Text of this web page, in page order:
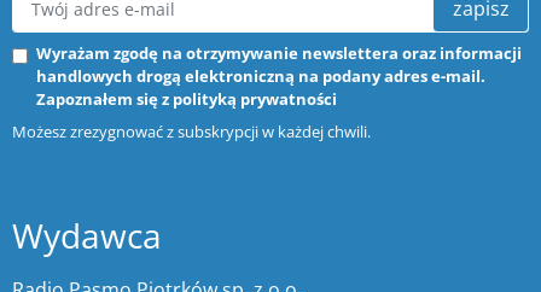
zapisz
Wyrażam zgodę na otrzymywanie newslettera oraz informacji
handlowych drogą elektroniczną na podany adres e-mail.
Zapoznałem się z polityką prywatności
Możesz zrezygnować z subskrypcji w każdej chwili.
Wydawca